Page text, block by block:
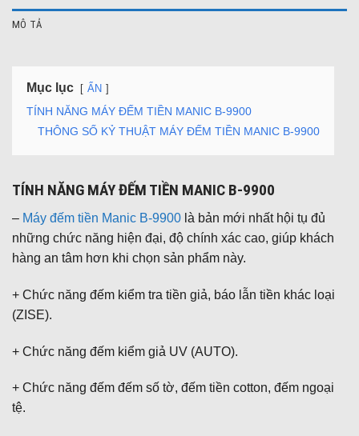
MÔ TẢ
Mục lục ẨN
TÍNH NĂNG MÁY ĐẾM TIỀN MANIC B-9900
THÔNG SỐ KỶ THUẬT MÁY ĐẾM TIỀN MANIC B-9900
TÍNH NĂNG MÁY ĐẾM TIỀN MANIC B-9900
– Máy đếm tiền Manic B-9900 là bản mới nhất hội tụ đủ
những chức năng hiện đại, độ chính xác cao, giúp khách
hàng an tâm hơn khi chọn sản phẩm này.
+ Chức năng đếm kiểm tra tiền giả, báo lẫn tiền khác loại
(ZISE).
+ Chức năng đếm kiểm giả UV (AUTO).
+ Chức năng đếm đếm số tờ, đếm tiền cotton, đếm ngoại
tệ.